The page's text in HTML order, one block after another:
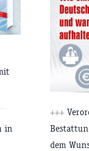
in
+++
dem